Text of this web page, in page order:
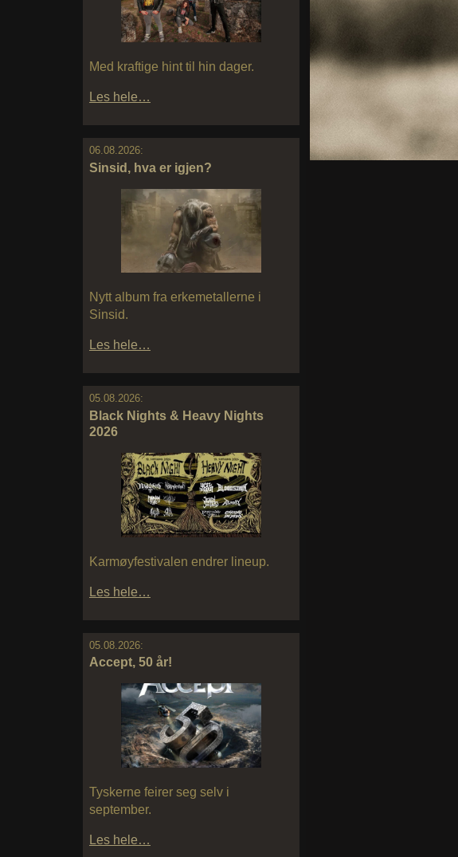
Med kraftige hint til hin dager.
Les hele…
06.08.2026:
Sinsid, hva er igjen?
Nytt album fra erkemetallerne i
Sinsid.
Les hele…
05.08.2026:
Black Nights & Heavy Nights
2026
Karmøyfestivalen endrer lineup.
Les hele…
05.08.2026:
Accept, 50 år!
Tyskerne feirer seg selv i
september.
Les hele…